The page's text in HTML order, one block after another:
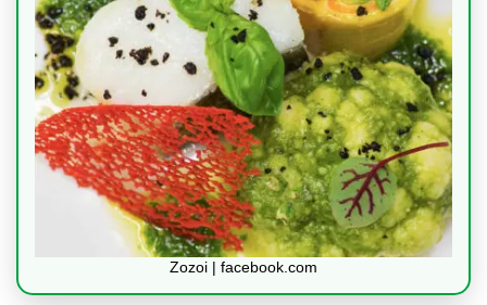
Zozoi | facebook.com